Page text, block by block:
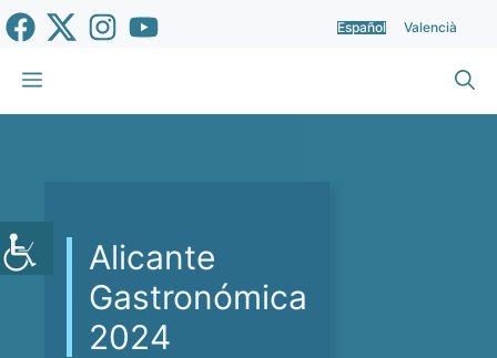
Saltar
al
contenido
Español Valencià
Menú
Alicante
Gastronómica
2024